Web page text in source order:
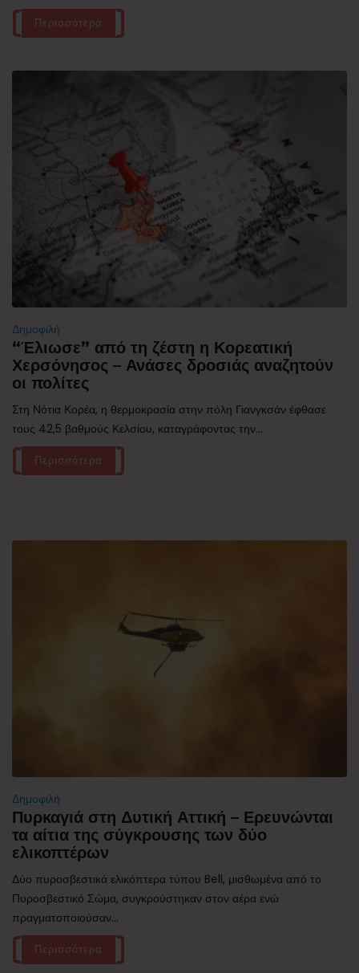
Περισσότερα
Δημοφιλή
“Έλιωσε” από τη ζέστη η Κορεατική
Χερσόνησος – Ανάσες δροσιάς αναζητούν
οι πολίτες
Στη Νότια Κορέα, η θερμοκρασία στην πόλη Γιανγκσάν έφθασε
τους 42,5 βαθμούς Κελσίου, καταγράφοντας την...
Περισσότερα
Δημοφιλή
Πυρκαγιά στη Δυτική Αττική – Ερευνώνται
τα αίτια της σύγκρουσης των δύο
ελικοπτέρων
Δύο πυροσβεστικά ελικόπτερα τύπου Bell, μισθωμένα από το
Πυροσβεστικό Σώμα, συγκρούστηκαν στον αέρα ενώ
πραγματοποιούσαν...
Περισσότερα